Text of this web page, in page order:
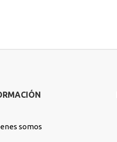
somos